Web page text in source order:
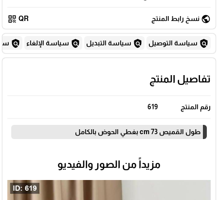
public نسخ رابط المنتج QR
qr_code
policy سياسة التوصيل policy سياسة التبديل policy سياسة الإلغاء policy
تفاصيل المنتج
رقم المنتج 619
طول القميص 73 cm بغطي الحوض بالكامل
مزيداً من الصور والفيديو